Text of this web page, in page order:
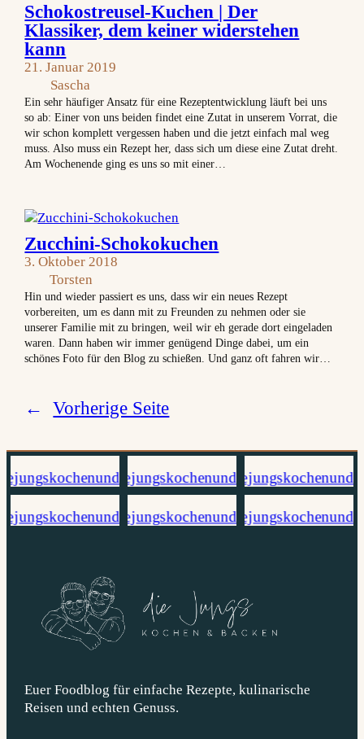
Schokostreusel-Kuchen | Der
Klassiker, dem keiner widerstehen
kann
21. Januar 2019
Sascha
Ein sehr häufiger Ansatz für eine Rezeptentwicklung läuft bei uns
so ab: Einer von uns beiden findet eine Zutat in unserem Vorrat, die
wir schon komplett vergessen haben und die jetzt einfach mal weg
muss. Also muss ein Rezept her, dass sich um diese eine Zutat dreht.
Am Wochenende ging es uns so mit einer…
Zucchini-Schokokuchen
3. Oktober 2018
Torsten
Hin und wieder passiert es uns, dass wir ein neues Rezept
vorbereiten, um es dann mit zu Freunden zu nehmen oder sie
unserer Familie mit zu bringen, weil wir eh gerade dort eingeladen
waren. Dann haben wir immer genügend Dinge dabei, um ein
schönes Foto für den Blog zu schießen. Und ganz oft fahren wir…
← Vorherige Seite
Euer Foodblog für einfache Rezepte, kulinarische
Reisen und echten Genuss.